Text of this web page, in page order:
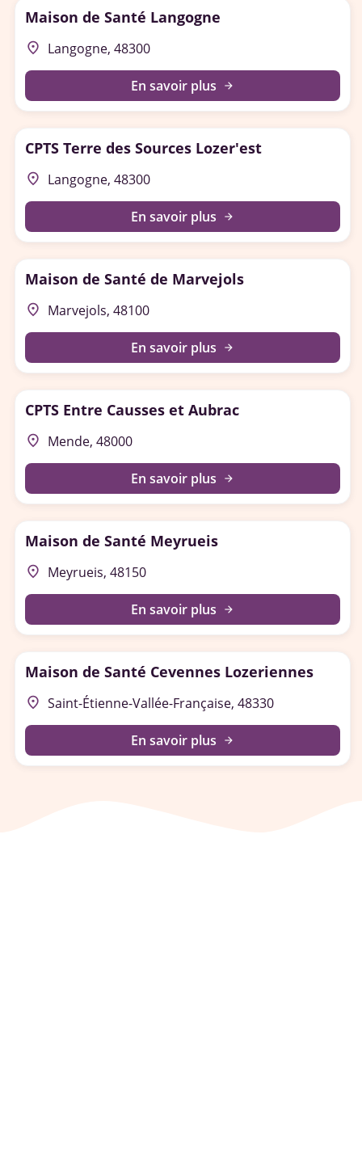
Maison de Santé Langogne
place Langogne, 48300
En savoir plus arrow_forward
CPTS Terre des Sources Lozer'est
place Langogne, 48300
En savoir plus arrow_forward
Maison de Santé de Marvejols
place Marvejols, 48100
En savoir plus arrow_forward
CPTS Entre Causses et Aubrac
place Mende, 48000
En savoir plus arrow_forward
Maison de Santé Meyrueis
place Meyrueis, 48150
En savoir plus arrow_forward
Maison de Santé Cevennes Lozeriennes
place Saint-Étienne-Vallée-Française, 48330
En savoir plus arrow_forward